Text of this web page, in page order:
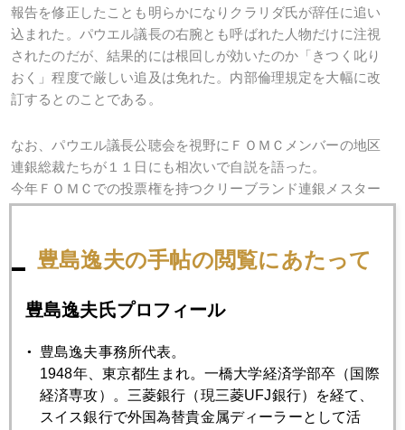
報告を修正したことも明らかになりクラリダ氏が辞任に追い
込まれた。パウエル議長の右腕とも呼ばれた人物だけに注視
されたのだが、結果的には根回しが効いたのか「きつく叱り
おく」程度で厳しい追及は免れた。内部倫理規定を大幅に改
訂するとのことである。
なお、パウエル議長公聴会を視野にＦＯＭＣメンバーの地区
連銀総裁たちが１１日にも相次いで自説を語った。
今年ＦＯＭＣでの投票権を持つクリーブランド連銀メスター
総裁（タカ派）とアトランタ連銀ボスティック総裁（投票権
総裁（投票権あり、タカ派）は資産圧縮を優先して急ぐべし
と語った。これら地区連銀総裁の発言によって、ＦＯＭＣ内
部がタカ派寄りにピボット（転換）していることは、パウエ
ル議長が語らずとも伝わってくる。
利上げは金にとっては逆風。とは言えインフレ懸念が追い風
となって金価格は上昇した。
市場内部を見ると、利上げを重視して金が売られる局面とイ
豊島逸夫の手帖の閲覧にあたって
豊島逸夫氏プロフィール
豊島逸夫事務所代表。
1948年、東京都生まれ。一橋大学経済学部卒（国際
経済専攻）。三菱銀行（現三菱UFJ銀行）を経て、
スイス銀行で外国為替貴金属ディーラーとして活